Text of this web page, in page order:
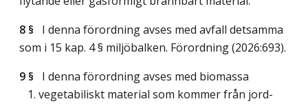
8 § I denna förordning avses med avfall detsamma
som i 15 kap. 4 § miljöbalken. Förordning (2026:693).
9 § I denna förordning avses med biomassa
1. vegetabiliskt material som kommer från jord-